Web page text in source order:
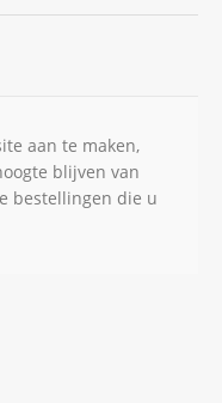
aan te maken,
blijven van
bestellingen die u